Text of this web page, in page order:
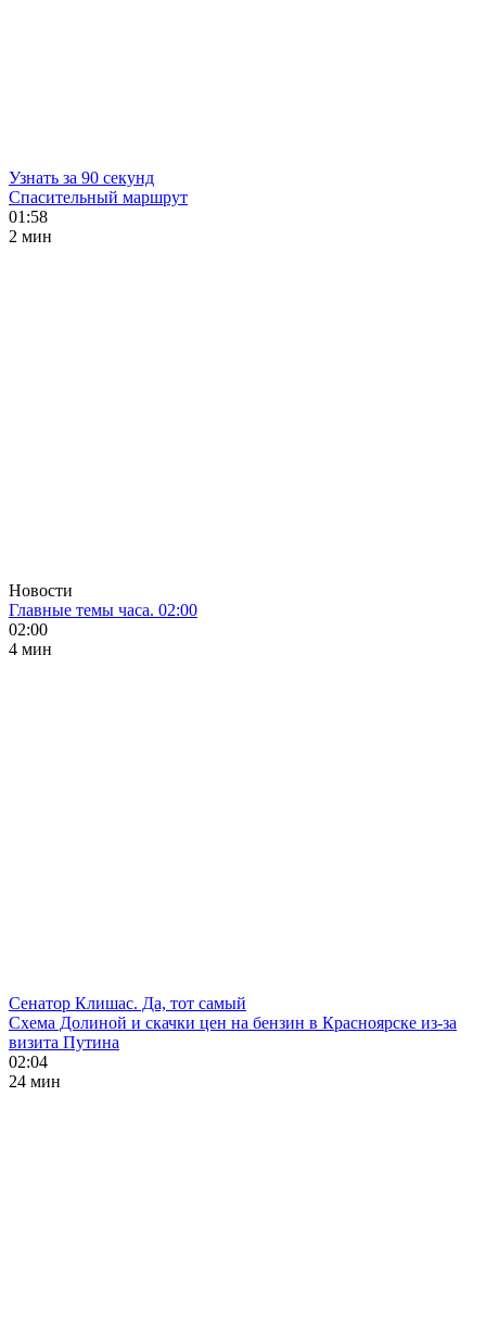
Узнать за 90 секунд
Спасительный маршрут
01:58
2 мин
Новости
Главные темы часа. 02:00
02:00
4 мин
Сенатор Клишас. Да, тот самый
Схема Долиной и скачки цен на бензин в Красноярске из-за
визита Путина
02:04
24 мин